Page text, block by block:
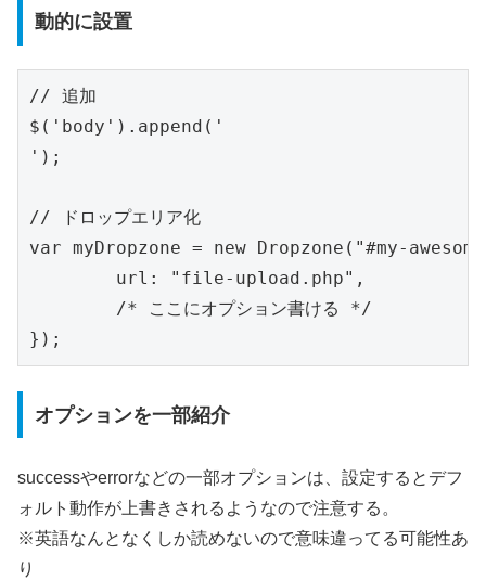
動的に設置
// 追加
$('body').append('
');
// ドロップエリア化
var myDropzone = new Dropzone("#my-
オプションを一部紹介
successやerrorなどの一部オプションは、設定するとデフ
ォルト動作が上書きされるようなので注意する。
※英語なんとなくしか読めないので意味違ってる可能性あ
り